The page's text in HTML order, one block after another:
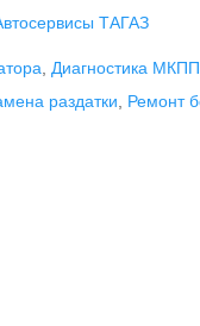
ТАГАЗ
Диагностика МКПП
раздатки Ремонт